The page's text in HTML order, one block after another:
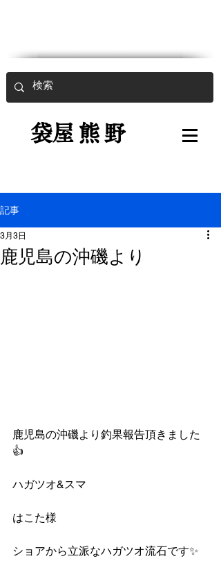
​袋屋熊野
記事
鹿児島の沖磯より
3月3日
鹿児島の沖磯より釣果報告頂きました
👍
ハガツオ&スマ
はこた様
ショアから立派なハガツオ流石です✨